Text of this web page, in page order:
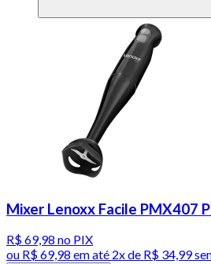
Mixer Lenoxx Facile PMX407
R$ 69,98 no PIX
ou R$ 69,98 em até 2x de R$ 34,99